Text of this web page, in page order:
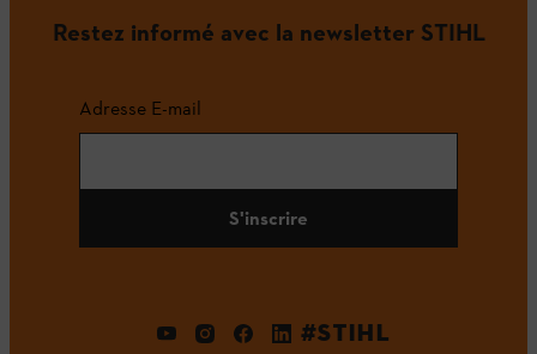
Restez informé avec la newsletter STIHL
Adresse E-mail
S'inscrire
#STIHL